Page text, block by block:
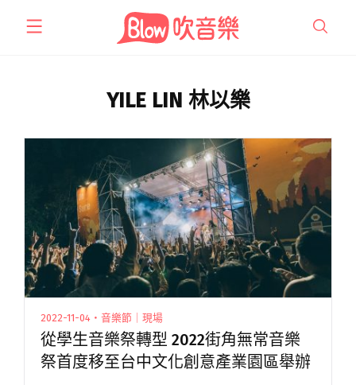
YILE LIN 林以樂
2022-11-04・音樂節｜現場
從學生音樂祭轉型 2022街角無常音樂
祭首度移至台中文化創意產業園區舉辦